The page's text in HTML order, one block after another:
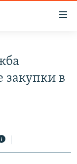
закупки в